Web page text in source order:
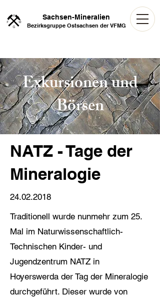
Sachsen-Mineralien
Bezirksgruppe Ostsachsen der VFMG
Exkursionen und
Börsen
NATZ - Tage der
Mineralogie
24.02.2018
Traditionell wurde nunmehr zum 25.
Mal im Naturwissenschaftlich-
Technischen Kinder- und
Jugendzentrum NATZ in
Hoyerswerda der Tag der Mineralogie
durchgeführt. Dieser wurde von